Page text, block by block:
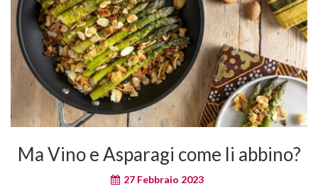
Ma Vino e Asparagi come li abbino?
27 Febbraio 2023